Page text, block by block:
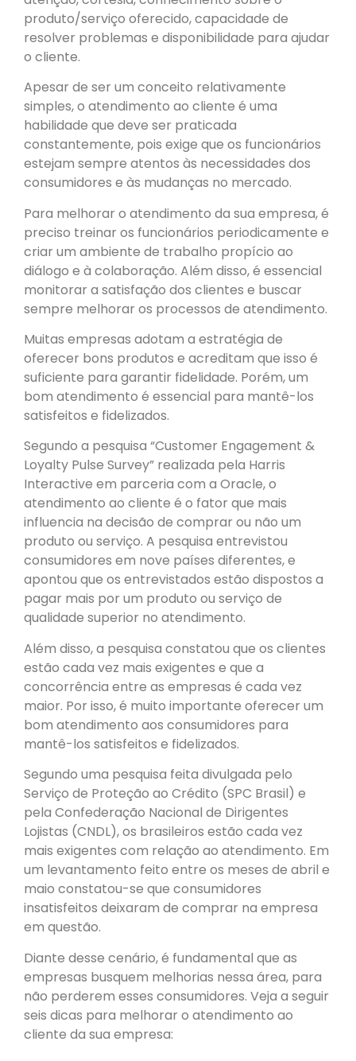
produto/serviço oferecido, capacidade de
resolver problemas e disponibilidade para ajudar
o cliente.
Apesar de ser um conceito relativamente
simples, o atendimento ao cliente é uma
habilidade que deve ser praticada
constantemente, pois exige que os funcionários
estejam sempre atentos às necessidades dos
consumidores e às mudanças no mercado.
Para melhorar o atendimento da sua empresa, é
preciso treinar os funcionários periodicamente e
criar um ambiente de trabalho propício ao
diálogo e à colaboração. Além disso, é essencial
monitorar a satisfação dos clientes e buscar
sempre melhorar os processos de atendimento.
Muitas empresas adotam a estratégia de
oferecer bons produtos e acreditam que isso é
suficiente para garantir fidelidade. Porém, um
bom atendimento é essencial para mantê-los
satisfeitos e fidelizados.
Segundo a pesquisa “Customer Engagement &
Loyalty Pulse Survey” realizada pela Harris
Interactive em parceria com a Oracle, o
atendimento ao cliente é o fator que mais
influencia na decisão de comprar ou não um
produto ou serviço. A pesquisa entrevistou
consumidores em nove países diferentes, e
apontou que os entrevistados estão dispostos a
pagar mais por um produto ou serviço de
qualidade superior no atendimento.
Além disso, a pesquisa constatou que os clientes
estão cada vez mais exigentes e que a
concorrência entre as empresas é cada vez
maior. Por isso, é muito importante oferecer um
bom atendimento aos consumidores para
mantê-los satisfeitos e fidelizados.
Segundo uma pesquisa feita divulgada pelo
Serviço de Proteção ao Crédito (SPC Brasil) e
pela Confederação Nacional de Dirigentes
Lojistas (CNDL), os brasileiros estão cada vez
mais exigentes com relação ao atendimento. Em
um levantamento feito entre os meses de abril e
maio constatou-se que consumidores
insatisfeitos deixaram de comprar na empresa
em questão.
Diante desse cenário, é fundamental que as
empresas busquem melhorias nessa área, para
não perderem esses consumidores. Veja a seguir
seis dicas para melhorar o atendimento ao
cliente da sua empresa: